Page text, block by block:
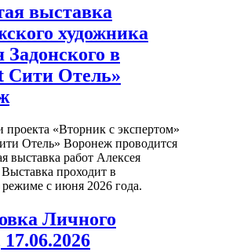
выставка
художника
Задонского в
Сити Отель»
проекта «Вторник с экспертом»
Отель» Воронеж проводится
выставка работ Алексея
проходит в
с июня 2026 года.
Личного